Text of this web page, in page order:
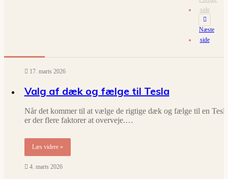
side
Næste
side
17. marts 2026
Valg af dæk og fælge til Tesla
Når det kommer til at vælge de rigtige dæk og fælge til en
er der flere faktorer at overveje.…
Læs videre »
4. marts 2026